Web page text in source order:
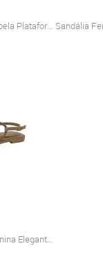
Sandália Feminina Anabela Plataforma Tra...
Sandália Rasteira Feminina Elegante Tram...